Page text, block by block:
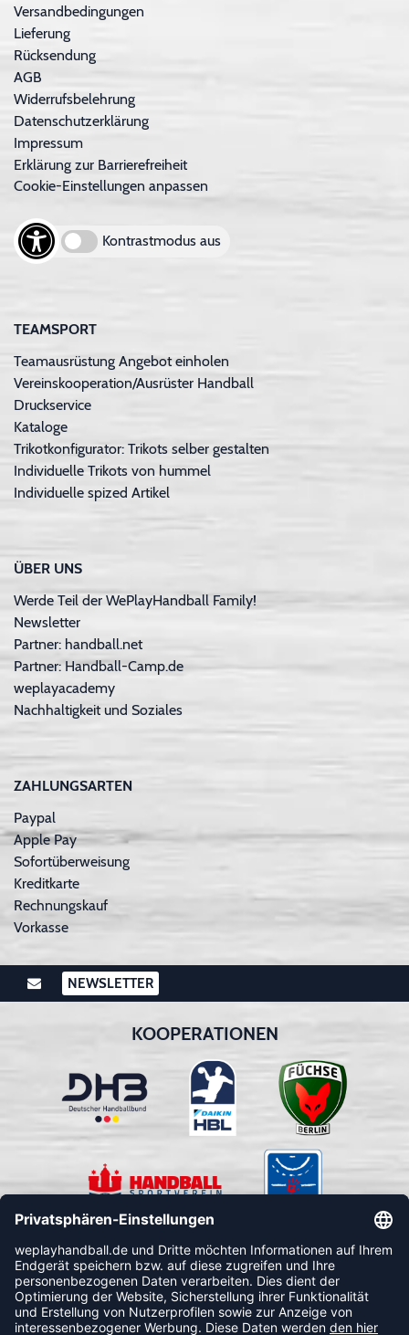
Versandbedingungen
Lieferung
Rücksendung
AGB
Widerrufsbelehrung
Datenschutzerklärung
Impressum
Erklärung zur Barrierefreiheit
Cookie-Einstellungen anpassen
Kontrastmodus aus
TEAMSPORT
Teamausrüstung Angebot einholen
Vereinskooperation/Ausrüster Handball
Druckservice
Kataloge
Trikotkonfigurator: Trikots selber gestalten
Individuelle Trikots von hummel
Individuelle spized Artikel
ÜBER UNS
Werde Teil der WePlayHandball Family!
Newsletter
Partner: handball.net
Partner: Handball-Camp.de
weplayacademy
Nachhaltigkeit und Soziales
ZAHLUNGSARTEN
Paypal
Apple Pay
Sofortüberweisung
Kreditkarte
Rechnungskauf
Vorkasse
NEWSLETTER
KOOPERATIONEN
FOLLOW US